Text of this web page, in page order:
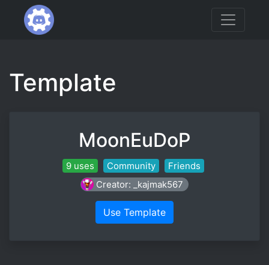
Template
MoonEuDoP
9 uses Community
Friends
Creator: _kajmak567
Use Template